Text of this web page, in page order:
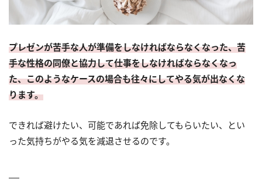
プレゼンが苦手な人が準備をしなければならなくなった、苦
手な性格の同僚と協力して仕事をしなければならなくなっ
た、このようなケースの場合も往々にしてやる気が出なくな
ります。
できれば避けたい、可能であれば免除してもらいたい、とい
った気持ちがやる気を減退させるのです。